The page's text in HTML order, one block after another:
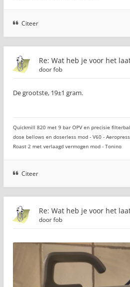
Citeer
Re: Wat heb je voor het
doorfob
De grootste, 19±1 gram.
Quickmill 820 met 9 bar OPV en precisie
dose bellows en doserless mod - V60 -
Roast 2 met verlaagd vermogen mod - Tonino
Citeer
Re: Wat heb je voor het
doorfob